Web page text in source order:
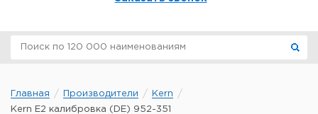
Главная Производители
Kern
Kern E2 калибровка (DE) 952-351